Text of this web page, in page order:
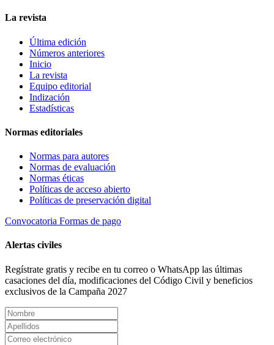
La revista
Última edición
Números anteriores
Inicio
La revista
Equipo editorial
Indización
Estadísticas
Normas editoriales
Normas para autores
Normas de evaluación
Normas éticas
Políticas de acceso abierto
Políticas de preservación digital
Convocatoria Formas de pago
Alertas civiles
Regístrate gratis y recibe en tu correo o WhatsApp las últimas
casaciones del día, modificaciones del Código Civil y beneficios
exclusivos de la Campaña 2027